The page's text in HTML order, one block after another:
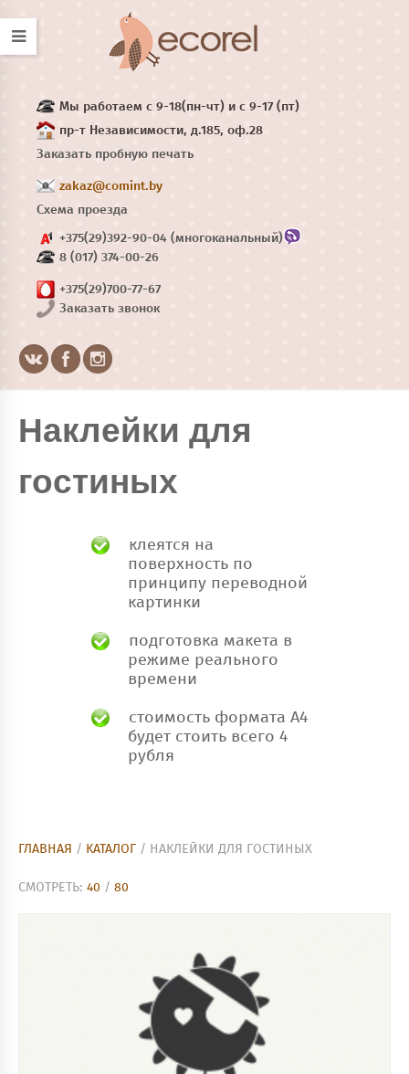
Мы работаем с 9-18(пн-чт) и с 9-17 (пт)
пр-т Независимости, д.185, оф.28
Заказать пробную печать
zakaz@comint.by
Схема проезда
+375(29)392-90-04 (многоканальный)
8 (017) 374-00-26
+375(29)700-77-67
Заказать звонок
Наклейки для
гостиных
клеятся на
поверхность по
принципу переводной
картинки
подготовка макета в
режиме реального
времени
стоимость формата А4
будет стоить всего 4
рубля
ГЛАВНАЯ / КАТАЛОГ / НАКЛЕЙКИ ДЛЯ ГОСТИНЫХ
СМОТРЕТЬ: 40 / 80